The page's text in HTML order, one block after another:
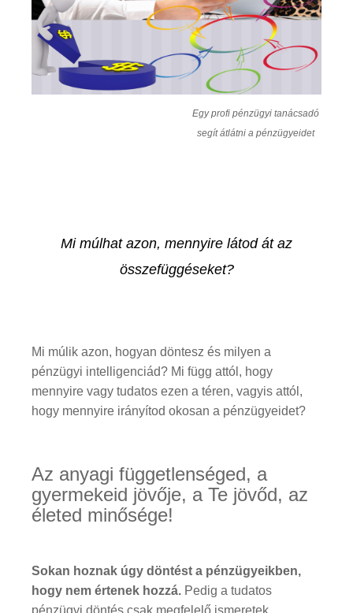
Egy profi pénzügyi tanácsadó
segít átlátni a pénzügyeidet
Mi múlhat azon, mennyire látod át az
összefüggéseket?
Mi múlik azon, hogyan döntesz és milyen a
pénzügyi intelligenciád? Mi függ attól, hogy
mennyire vagy tudatos ezen a téren, vagyis attól,
hogy mennyire irányítod okosan a pénzügyeidet?
Az anyagi függetlenséged, a
gyermekeid jövője, a Te jövőd, az
életed minősége!
Sokan hoznak úgy döntést a pénzügyeikben,
hogy nem értenek hozzá. Pedig a tudatos
pénzügyi döntés csak megfelelő ismeretek